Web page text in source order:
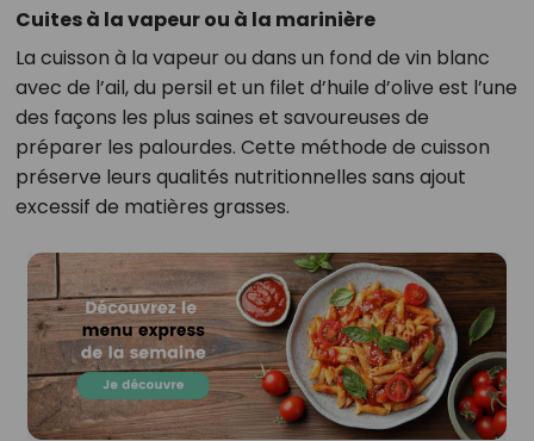
Cuites à la vapeur ou à la marinière
La cuisson à la vapeur ou dans un fond de vin blanc
avec de l’ail, du persil et un filet d’huile d’olive est l’une
des façons les plus saines et savoureuses de
préparer les palourdes. Cette méthode de cuisson
préserve leurs qualités nutritionnelles sans ajout
excessif de matières grasses.